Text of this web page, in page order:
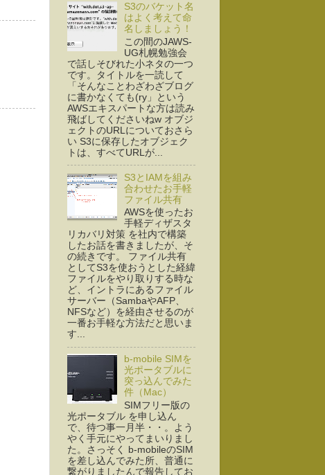
S3のバケット名
はよく考えて命
名しましょう！
この間のJAWS-
UG札幌勉強会
で話しそびれた小ネタの一つ
です。タイトルを一読して
「そんなことわざわざブログ
に書かなくても(ry」という
AWSエキスパートな方は読み
飛ばしてくださいねw オブジ
ェクトのURLについておさら
い S3に保存したオブジェク
トは、すべてURLが...
S3とIAMを組み
合わせたお手軽
ファイル共有
AWSを使ったお
手軽ディザスタ
リカバリ対策 を社内で構築
したお話を書きましたが、そ
の続きです。 ファイル共有
としてS3を使おうとした経緯
ファイルをやり取りする時な
ど、イントラにあるファイル
サーバー（SambaやAFP、
NFSなど）を経由させるのが
一番お手軽な方法だと思いま
す...
b-mobile SIMを
光ポータブルに
突っ込んでみた
件（Mac）
SIMフリー版の
光ポータブル を申し込ん
で、待つ事一月半・・。よう
やく手元にやってまいりまし
た。さっそく b-mobileのSIM
を差し込んでみた所、普通に
繋がりましたんで報告してお